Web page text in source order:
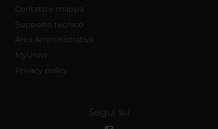
Contatti e mappa
Supporto tecnico
Area Amministrativa
MyUnivr
Privacy policy
Segui su